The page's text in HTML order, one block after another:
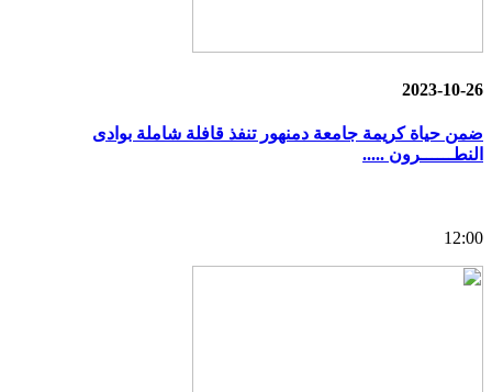
2023-10-26
ضمن حياة كريمة جامعة دمنهور تنفذ قافلة شاملة بوادى
النطــــــرون .....
12:00